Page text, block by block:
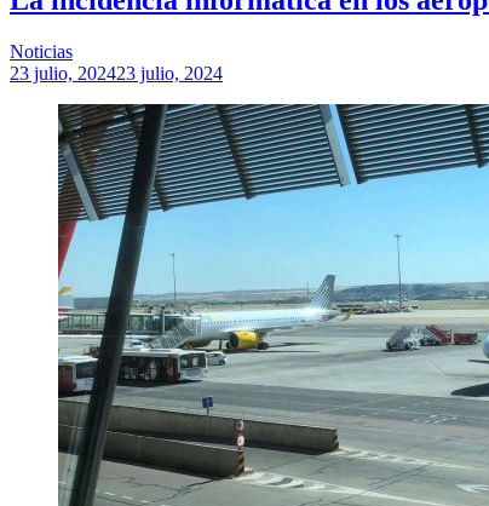
Noticias
23 julio, 202423 julio, 2024